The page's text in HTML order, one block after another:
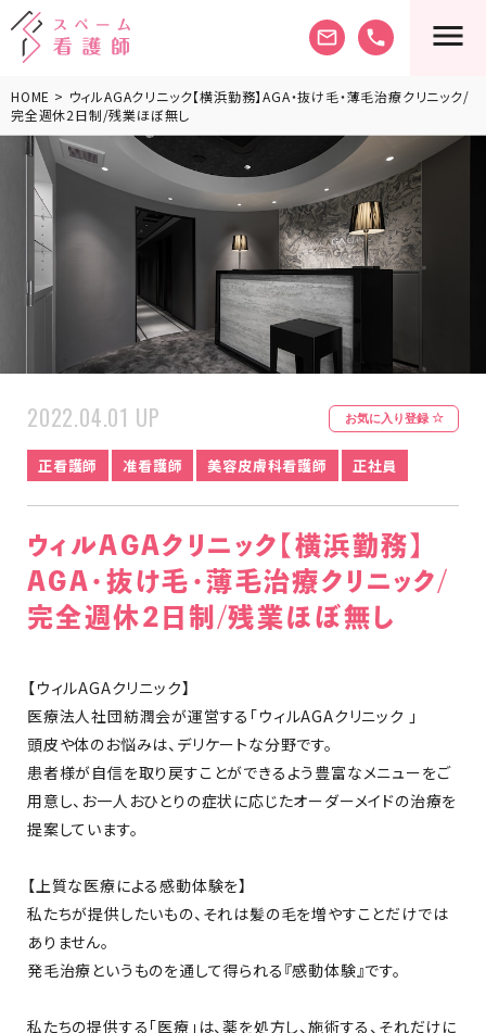
mail_outline phone
HOME > ウィルAGAクリニック【横浜勤務】AGA・抜け毛・薄毛治療クリニック/
完全週休2日制/残業ほぼ無し
お気に入り登録
2022.04.01 UP
正看護師 准看護師 美容皮膚科看護師 正社員
ウィルAGAクリニック【横浜勤務】
AGA・抜け毛・薄毛治療クリニック/
完全週休2日制/残業ほぼ無し
【ウィルAGAクリニック】
医療法人社団紡潤会が運営する「ウィルAGAクリニック 」
頭皮や体のお悩みは、デリケートな分野です。
患者様が自信を取り戻すことができるよう豊富なメニューをご
用意し、お一人おひとりの症状に応じたオーダーメイドの治療を
提案しています。
【上質な医療による感動体験を】
私たちが提供したいもの、それは髪の毛を増やすことだけでは
ありません。
発毛治療というものを通して得られる『感動体験』です。
私たちの提供する「医療」は、薬を処方し、施術する、それだけに